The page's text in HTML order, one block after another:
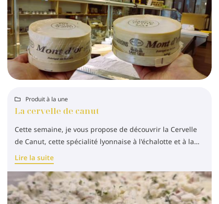
 Produit à la une
La cervelle de canut
Cette semaine, je vous propose de découvrir la Cervelle
de Canut, cette spécialité lyonnaise à l'échalotte et à la
ciboulette. C'est frais et c'est fait maison, à
sans modération avec des tranches de pain grillé !
Lire la suite